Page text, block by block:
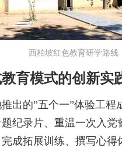
西柏坡红色教育研学路线
育模式的创新实
出的”五个一”体验工程
纪录片、重温一次入党
成拓展训练、撰写心得